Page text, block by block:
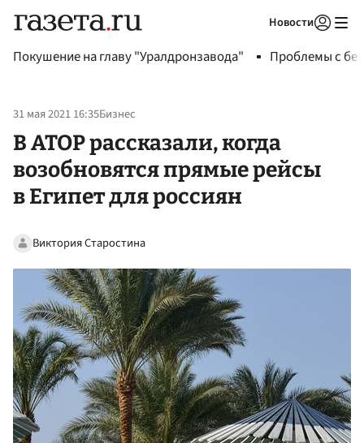
Новости
Покушение на главу "Уралдронзавода" Проблемы с
31 мая 2021 16:35Бизнес
В АТОР рассказали, когда
возобновятся прямые рейсы
в Египет для россиян
Виктория Старостина